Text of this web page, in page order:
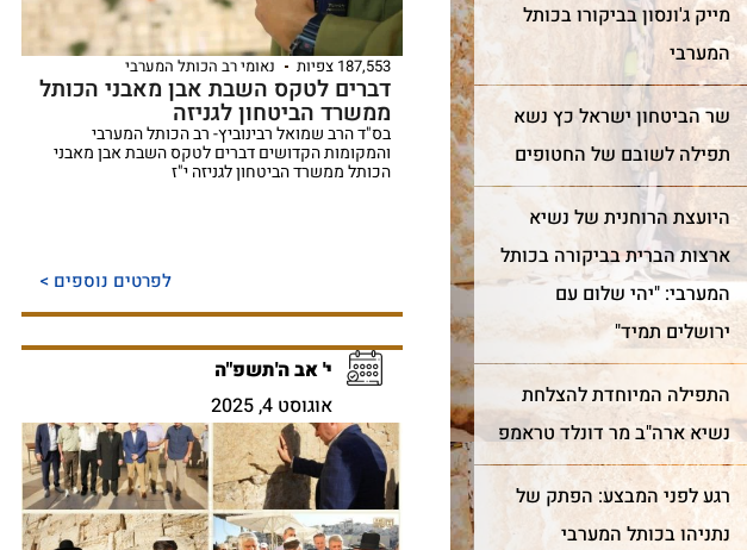
מייק ג'ונסון בביקורו בכותל
המערבי
שר הביטחון ישראל כץ נשא
תפילה לשובם של החטופים
היועצת הרוחנית של נשיא
ארצות הברית בביקורה בכותל
המערבי: "יהי שלום עם
ירושלים תמיד"
התפילה המיוחדת להצלחת
נשיא ארה"ב מר דונלד טראמפ
רגע לפני המבצע: הפתק של
נתניהו בכותל המערבי
187,553 צפיות נאומי רב הכותל המערבי
דברים לטקס השבת אבן מאבני הכותל
ממשרד הביטחון לגניזה
בס"ד הרב שמואל רבינוביץ- רב הכותל המערבי
והמקומות הקדושים דברים לטקס השבת אבן מאבני
הכותל ממשרד הביטחון לגניזה י"ז
לפרטים נוספים >
י' אב ה'תשפ"ה
אוגוסט 4, 2025